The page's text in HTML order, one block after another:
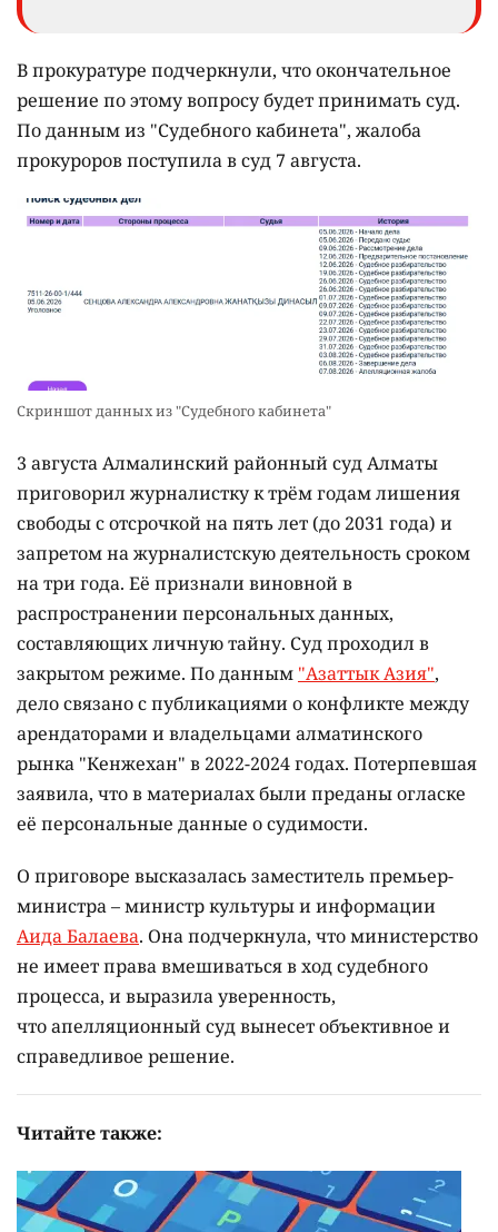
В прокуратуре подчеркнули, что окончательное
решение по этому вопросу будет принимать суд.
По данным из "Судебного кабинета", жалоба
прокуроров поступила в суд 7 августа.
Скриншот данных из "Судебного кабинета"
3 августа Алмалинский районный суд Алматы
приговорил журналистку к трём годам лишения
свободы с отсрочкой на пять лет (до 2031 года) и
запретом на журналистскую деятельность сроком
на три года. Её признали виновной в
распространении персональных данных,
составляющих личную тайну. Суд проходил в
закрытом режиме. По данным "Азаттык Азия",
дело связано с публикациями о конфликте между
арендаторами и владельцами алматинского
рынка "Кенжехан" в 2022-2024 годах. Потерпевшая
заявила, что в материалах были преданы огласке
её персональные данные о судимости.
О приговоре высказалась заместитель премьер-
министра – министр культуры и информации
Аида Балаева. Она подчеркнула, что министерство
не имеет права вмешиваться в ход судебного
процесса, и выразила уверенность,
что апелляционный суд вынесет объективное и
справедливое решение.
Читайте также: